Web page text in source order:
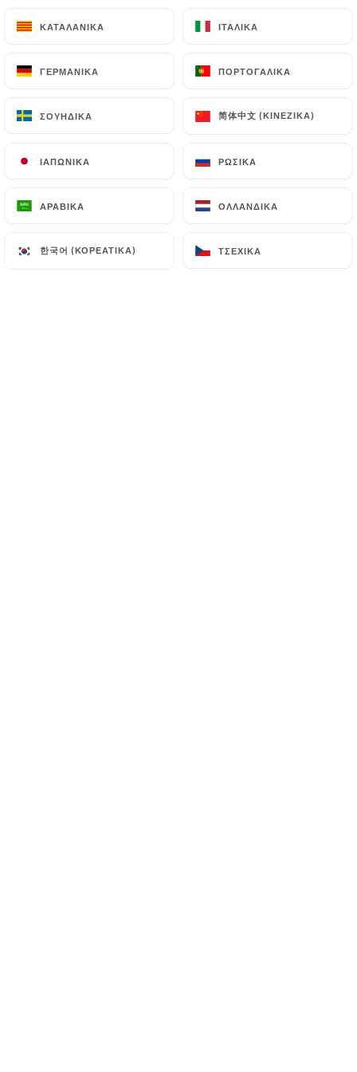
ΚΑΤΑΛΑΝΙΚΆ ΙΤΑΛΙΚΆ
ΓΕΡΜΑΝΙΚΆ ΠΟΡΤΟΓΑΛΙΚΆ
ΣΟΥΗΔΙΚΆ 简体中文 (ΚΙΝΈΖΙΚΑ)
ΙΑΠΩΝΙΚΆ ΡΩΣΙΚΆ
ΑΡΑΒΙΚΆ ΟΛΛΑΝΔΙΚΆ
한국어 (ΚΟΡΕΆΤΙΚΑ) ΤΣΈΧΙΚΑ
ΚΑΤΑΛΑΝΙΚΆ ΙΤΑΛΙΚΆ
ΓΕΡΜΑΝΙΚΆ ΠΟΡΤΟΓΑΛΙΚΆ
ΣΟΥΗΔΙΚΆ 简体中文 (ΚΙΝΈΖΙΚΑ)
ΙΑΠΩΝΙΚΆ ΡΩΣΙΚΆ
ΑΡΑΒΙΚΆ ΟΛΛΑΝΔΙΚΆ
한국어 (ΚΟΡΕΆΤΙΚΑ) ΤΣΈΧΙΚΑ